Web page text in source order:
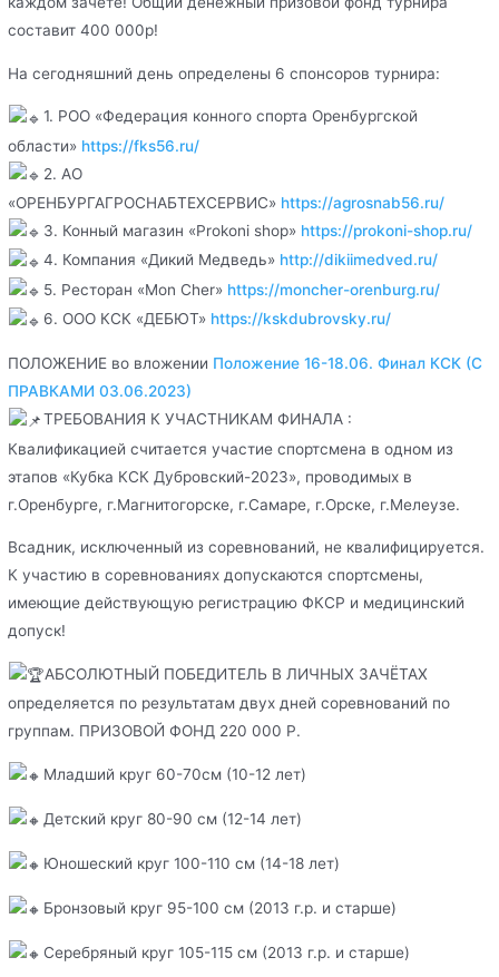
составит 400 000р!
На сегодняшний день определены 6 спонсоров турнира:
1. РОО «Федерация конного спорта Оренбургской
области» https://fks56.ru/
2. АО
«ОРЕНБУРГАГРОСНАБТЕХСЕРВИС» https://agrosnab56.ru/
3. Конный магазин «Prokoni shop» https://prokoni-shop.ru/
4. Компания «Дикий Медведь» http://dikiimedved.ru/
5. Ресторан «Mon Cher» https://moncher-orenburg.ru/
6. ООО КСК «ДЕБЮТ» https://kskdubrovsky.ru/
ПОЛОЖЕНИЕ во вложении Положение 16-18.06. Финал КСК (С
ПРАВКАМИ 03.06.2023)
ТРЕБОВАНИЯ К УЧАСТНИКАМ ФИНАЛА :
Квалификацией считается участие спортсмена в одном из
этапов «Кубка КСК Дубровский-2023», проводимых в
г.Оренбурге, г.Магнитогорске, г.Самаре, г.Орске, г.Мелеузе.
Всадник, исключенный из соревнований, не квалифицируется.
К участию в соревнованиях допускаются спортсмены,
имеющие действующую регистрацию ФКСР и медицинский
допуск!
АБСОЛЮТНЫЙ ПОБЕДИТЕЛЬ В ЛИЧНЫХ ЗАЧЁТАХ
определяется по результатам двух дней соревнований по
группам. ПРИЗОВОЙ ФОНД 220 000 Р.
Младший круг 60-70см (10-12 лет)
Детский круг 80-90 см (12-14 лет)
Юношеский круг 100-110 см (14-18 лет)
Бронзовый круг 95-100 см (2013 г.р. и старше)
Серебряный круг 105-115 см (2013 г.р. и старше)